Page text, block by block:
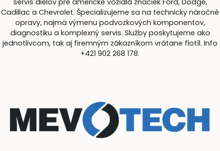
servis dielov pre americké vozidlá značiek Ford, Dodge,
Cadillac a Chevrolet. Špecializujeme sa na technicky náročné
opravy, najmä výmenu podvozkových komponentov,
diagnostiku a komplexný servis. Služby poskytujeme ako
jednotlivcom, tak aj firemným zákazníkom vrátane flotíl. Info
+421 902 268 178.